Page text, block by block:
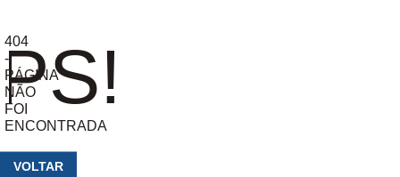
404
-
PÁGINA
NÃO
FOI
ENCONTRADA
VOLTAR